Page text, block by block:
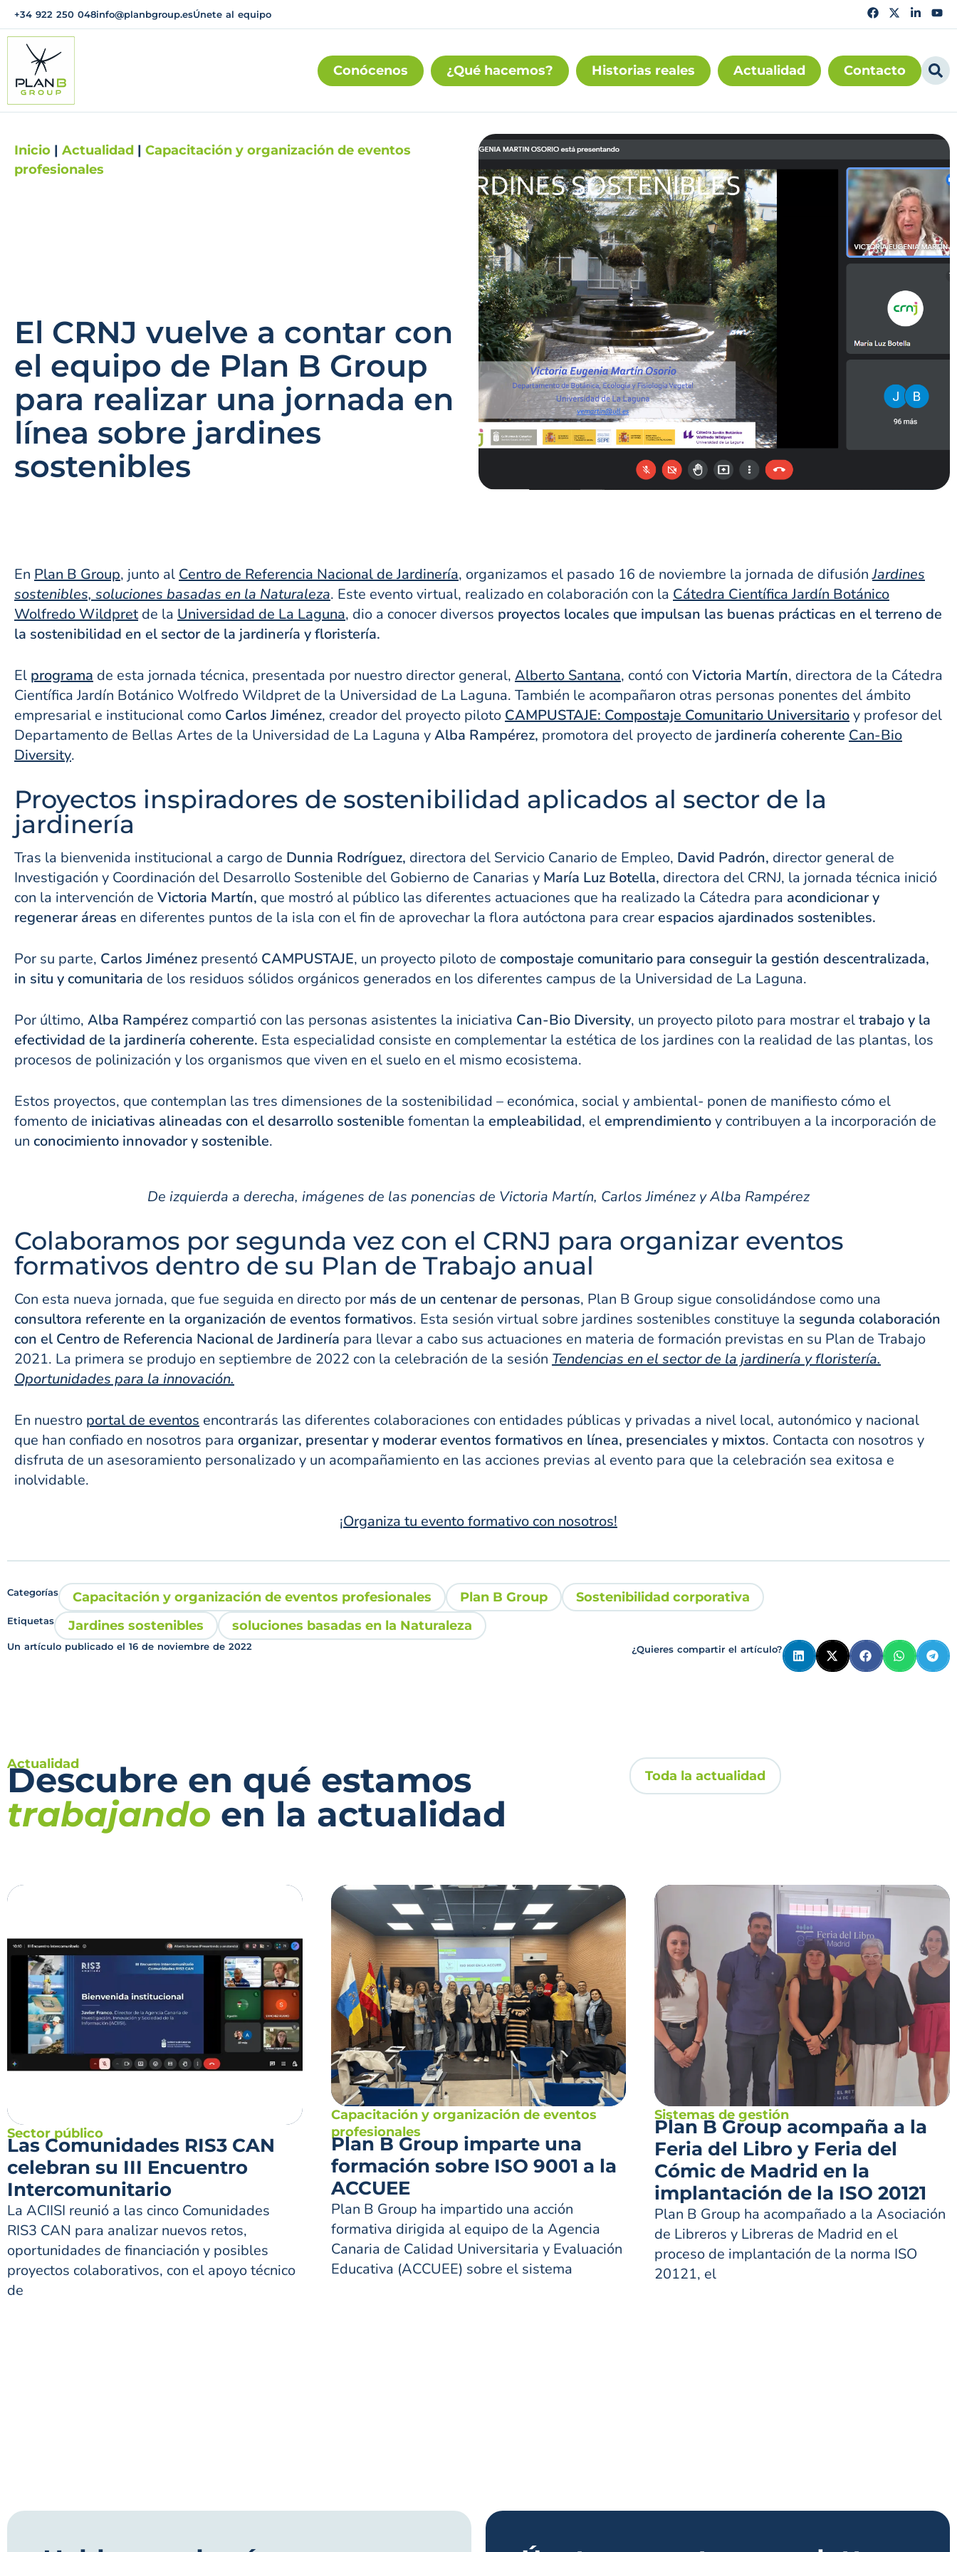
+34 922 250 048info@planbgroup.esÚnete al equipo
Conócenos ¿Qué hacemos? Historias reales Actualidad Contacto
Inicio | Actualidad | Capacitación y organización de eventos
profesionales
El CRNJ vuelve a contar con
el equipo de Plan B Group
para realizar una jornada en
línea sobre jardines
sostenibles
En Plan B Group, junto al Centro de Referencia Nacional de Jardinería, organizamos el pasado 16 de noviembre la jornada de difusiónJardines
sostenibles, soluciones basadas en la Naturaleza. Este evento virtual, realizado en colaboración con la Cátedra Científica Jardín Botánico
Wolfredo Wildpretde la Universidad de La Laguna, dio a conocer diversos proyectos locales que impulsan las buenas prácticas en el terreno de
la sostenibilidad en el sector de la jardinería y floristería.
El programa de esta jornada técnica, presentada por nuestro director general, Alberto Santana, contó con Victoria Martín, directora de la Cátedra
Científica Jardín Botánico Wolfredo Wildpret de la Universidad de La Laguna. También le acompañaron otras personas ponentes del ámbito
empresarial e institucional como Carlos Jiménez, creador del proyecto piloto CAMPUSTAJE: Compostaje Comunitario Universitarioy profesor del
Departamento de Bellas Artes de la Universidad de La Laguna yAlba Rampérez, promotora del proyecto de jardinería coherente Can-Bio
Diversity.
Proyectos inspiradores de sostenibilidad aplicados al sector de la
jardinería
Tras la bienvenida institucional a cargo de Dunnia Rodríguez, directora del Servicio Canario de Empleo, David Padrón, director general de
Investigación y Coordinación del Desarrollo Sostenible del Gobierno de Canarias y María Luz Botella, directora del CRNJ, la jornada técnica inició
con la intervención de Victoria Martín, que mostró al público las diferentes actuaciones que ha realizado la Cátedra para acondicionar y
regenerar áreas en diferentes puntos de la isla con el fin de aprovechar la flora autóctona para crearespacios ajardinados sostenibles.
Por su parte, Carlos Jiménez presentó CAMPUSTAJE, un proyecto piloto de compostaje comunitario para conseguir la gestión descentralizada,
in situ y comunitaria de los residuos sólidos orgánicos generados en los diferentes campus de la Universidad de La Laguna.
Por último, Alba Rampérez compartió con las personas asistentes la iniciativa Can-Bio Diversity, un proyecto piloto para mostrar eltrabajo y la
efectividad de la jardinería coherente. Esta especialidad consiste en complementar la estética de los jardines con la realidad de las plantas, los
procesos de polinización y los organismos que viven en el suelo en el mismo ecosistema.
Estos proyectos, que contemplan las tres dimensiones de la sostenibilidad – económica, social y ambiental- ponen de manifiesto cómo el
fomento de iniciativas alineadas con el desarrollo sostenible fomentan la empleabilidad, elemprendimientoy contribuyen a la incorporación de
un conocimiento innovador y sostenible.
De izquierda a derecha, imágenes de las ponencias de Victoria Martín, Carlos Jiménez y Alba Rampérez
Colaboramos por segunda vez con el CRNJ para organizar eventos
formativos dentro de su Plan de Trabajo anual
Con esta nueva jornada, que fue seguida en directo por más de un centenar de personas, Plan B Group sigue consolidándose como una
consultora referente en la organización de eventos formativos. Esta sesión virtual sobre jardines sostenibles constituye la segunda colaboración
con el Centro de Referencia Nacional de Jardinería para llevar a cabo sus actuaciones en materia de formación previstas en su Plan de Trabajo
2021. La primera se produjo en septiembre de 2022 con la celebración de la sesión Tendencias en el sector de la jardinería y floristería.
Oportunidades para la innovación.
En nuestro portal de eventos encontrarás las diferentes colaboraciones con entidades públicas y privadas a nivel local, autonómico y nacional
que han confiado en nosotros para organizar, presentar y moderar eventos formativos en línea, presenciales y mixtos. Contacta con nosotros y
disfruta de un asesoramiento personalizado y un acompañamiento en las acciones previas al evento para que la celebración sea exitosa e
inolvidable.
¡Organiza tu evento formativo con nosotros!
Categorías Capacitación y organización de eventos profesionales Plan B Group Sostenibilidad corporativa
Etiquetas Jardines sostenibles soluciones basadas en la Naturaleza
Un artículo publicado el 16 de noviembre de 2022 ¿Quieres compartir el artículo?
Actualidad
Descubre en qué estamos
trabajando en la actualidad
Toda la actualidad
Sector público
Las Comunidades RIS3 CAN
celebran su III Encuentro
Intercomunitario
La ACIISI reunió a las cinco Comunidades
RIS3 CAN para analizar nuevos retos,
oportunidades de financiación y posibles
proyectos colaborativos, con el apoyo técnico
de
Capacitación y organización de eventos
profesionales
Plan B Group imparte una
formación sobre ISO 9001 a la
ACCUEE
Plan B Group ha impartido una acción
formativa dirigida al equipo de la Agencia
Canaria de Calidad Universitaria y Evaluación
Educativa (ACCUEE) sobre el sistema
Sistemas de gestión
Plan B Group acompaña a la
Feria del Libro y Feria del
Cómic de Madrid en la
implantación de la ISO 20121
Plan B Group ha acompañado a la Asociación
de Libreros y Libreras de Madrid en el
proceso de implantación de la norma ISO
20121, el